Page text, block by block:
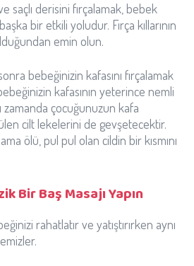
saçlı derisini fırçalamak, bebek
bir etkili yoludur. Fırça kıllarının
emin olun.
bebeğinizin kafasını fırçalamak
kafasının yeterince nemli
zamanda çocuğunuzun kafa
cilt lekelerini de gevşetecektir.
ölü, pul pul olan cildin bir kısmını
Bir Baş Masajı Yapın
rahatlatır ve yatıştırırken aynı